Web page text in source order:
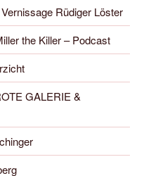
Rüdiger Löster
the Killer – Podcast
GALERIE &